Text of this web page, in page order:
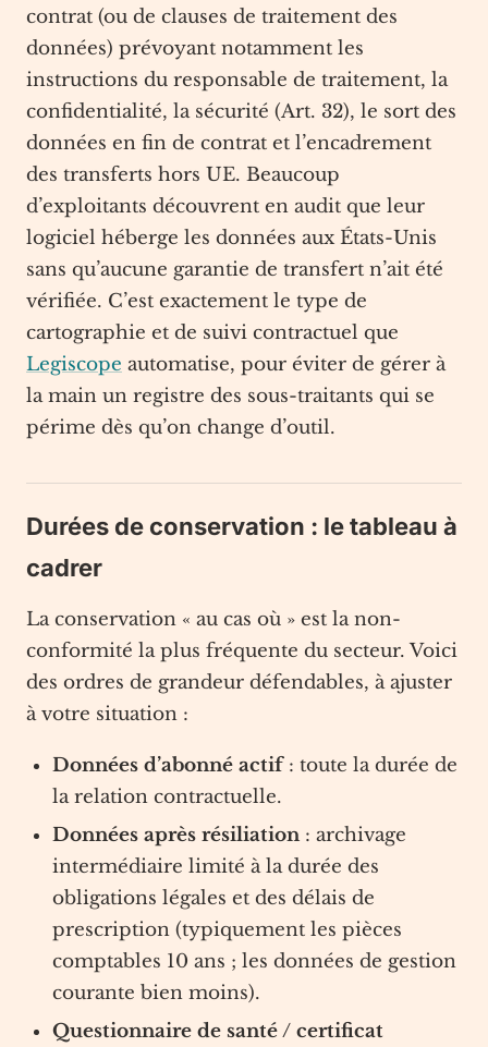
contrat (ou de clauses de traitement des
données) prévoyant notamment les
instructions du responsable de traitement, la
confidentialité, la sécurité (Art. 32), le sort des
données en fin de contrat et l’encadrement
des transferts hors UE. Beaucoup
d’exploitants découvrent en audit que leur
logiciel héberge les données aux États-Unis
sans qu’aucune garantie de transfert n’ait été
vérifiée. C’est exactement le type de
cartographie et de suivi contractuel que
Legiscope automatise, pour éviter de gérer à
la main un registre des sous-traitants qui se
périme dès qu’on change d’outil.
Durées de conservation : le tableau à
cadrer
La conservation « au cas où » est la non-
conformité la plus fréquente du secteur. Voici
des ordres de grandeur défendables, à ajuster
à votre situation :
Données d’abonné actif: toute la durée de
la relation contractuelle.
Données après résiliation : archivage
intermédiaire limité à la durée des
obligations légales et des délais de
prescription (typiquement les pièces
comptables 10 ans ; les données de gestion
courante bien moins).
Questionnaire de santé / certificat